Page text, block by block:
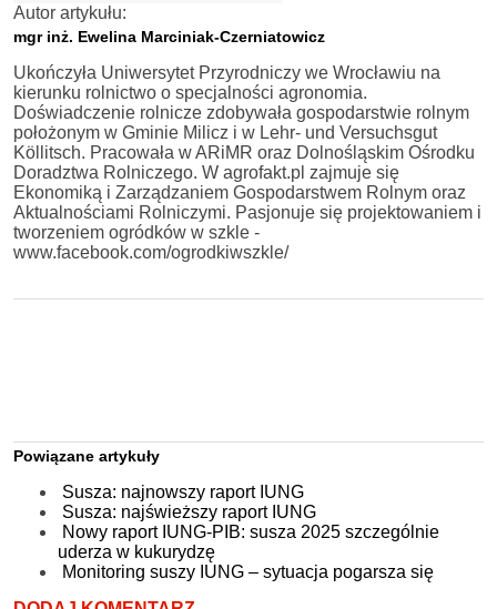
Autor artykułu:
mgr inż. Ewelina Marciniak-Czerniatowicz
Ukończyła Uniwersytet Przyrodniczy we Wrocławiu na
kierunku rolnictwo o specjalności agronomia.
Doświadczenie rolnicze zdobywała gospodarstwie rolnym
położonym w Gminie Milicz i w Lehr- und Versuchsgut
Köllitsch. Pracowała w ARiMR oraz Dolnośląskim Ośrodku
Doradztwa Rolniczego. W agrofakt.pl zajmuje się
Ekonomiką i Zarządzaniem Gospodarstwem Rolnym oraz
Aktualnościami Rolniczymi. Pasjonuje się projektowaniem i
tworzeniem ogródków w szkle -
www.facebook.com/ogrodkiwszkle/
Powiązane artykuły
Susza: najnowszy raport IUNG
Susza: najświeższy raport IUNG
Nowy raport IUNG-PIB: susza 2025 szczególnie
uderza w kukurydzę
Monitoring suszy IUNG – sytuacja pogarsza się